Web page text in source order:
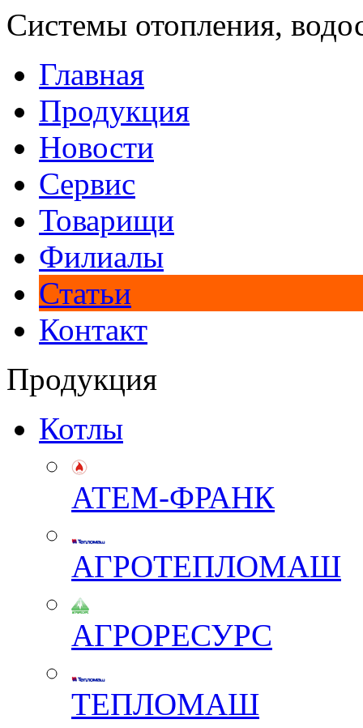
Системы отопления,
Главная
Продукция
Новости
Сервис
Товарищи
Филиалы
Статьи
Контакт
Продукция
Котлы
АТЕМ-ФРАНК
АГРОТЕПЛОМАШ
АГРОРЕСУРС
ТЕПЛОМАШ